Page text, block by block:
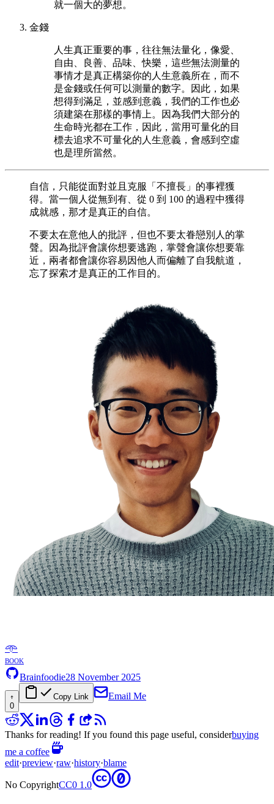
就一個大的夢想。
金錢
人生真正重要的事，往往無法量化，像愛、
自由、良善、品味、快樂，這些無法測量的
事情才是真正構築你的人生意義所在，而不
是金錢或任何可以測量的數字。因此，如果
想得到滿足，並感到意義，我們的工作也必
須建築在那樣的事情上。因為我們大部分的
生命時光都在工作，因此，當用可量化的目
標去追求不可量化的人生意義，會感到空虛
也是理所當然。
自信，只能從面對並且克服「不擅長」的事裡獲
得。當一個人從無到有、從 0 到 100 的過程中獲得
成就感，那才是真正的自信。
不要太在意他人的批評，但也不要太眷戀別人的掌
聲。因為批評會讓你想要逃跑，掌聲會讓你想要靠
近，兩者都會讓你容易因他人而偏離了自我航道，
忘了探索才是真正的工作目的。
𖥸
book
Brainfoodie28 November 2025
0
Copy Link Email Me
Thanks for reading! If you found this page useful, considerbuying
me a coffee
edit·preview·raw·history·blame
No CopyrightCC0 1.0